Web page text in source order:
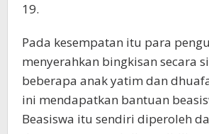
19.
Pada kesempatan itu para
menyerahkan bingkisan secara
beberapa anak yatim dan
ini mendapatkan bantuan
Beasiswa itu sendiri diperoleh